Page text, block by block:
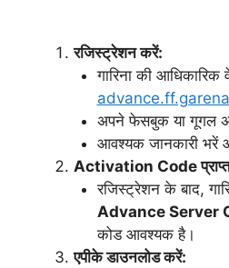
रजिस्ट्रेशन करें:
गारिना की आधिकारिक
अपने फेसबुक या गूगल
आवश्यक जानकारी भरें
Activation Code
रजिस्ट्रेशन के बाद,
Advance Server
कोड आवश्यक है।
एपीके डाउनलोड करें: